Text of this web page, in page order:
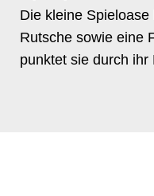
Die kleine
Rutsche sowie eine
punktet sie durch ihr